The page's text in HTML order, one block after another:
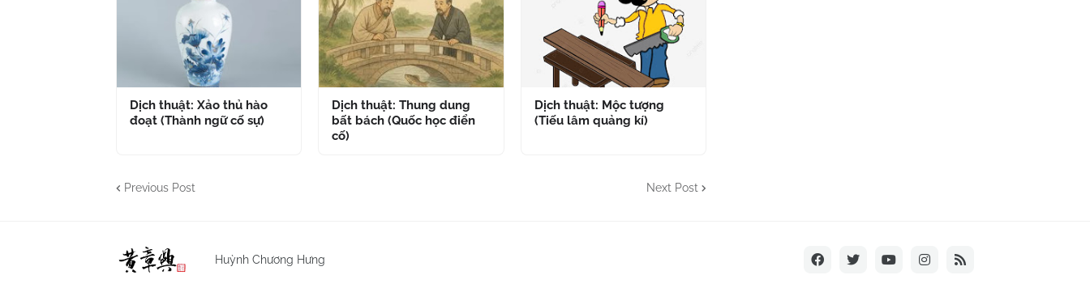
Dịch thuật: Xảo thủ hào
đoạt (Thành ngữ cố sự)
Dịch thuật: Thung dung
bất bách (Quốc học điển
cố)
Dịch thuật: Mộc tượng
(Tiếu lâm quảng kí)
Previous Post Next Post
Huỳnh Chương Hưng